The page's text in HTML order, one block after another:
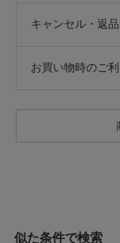
キャンセル・返
お買い物時のご
似た条件で検索